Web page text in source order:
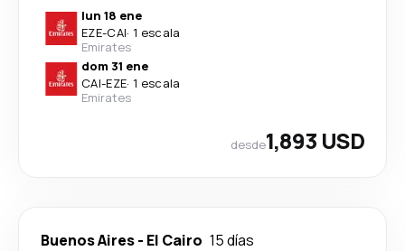
lun 18 ene
EZE-CAI· 1 escala
Emirates
dom 31 ene
CAI-EZE· 1 escala
Emirates
desde1,893 USD
Buenos Aires- El Cairo 15 días